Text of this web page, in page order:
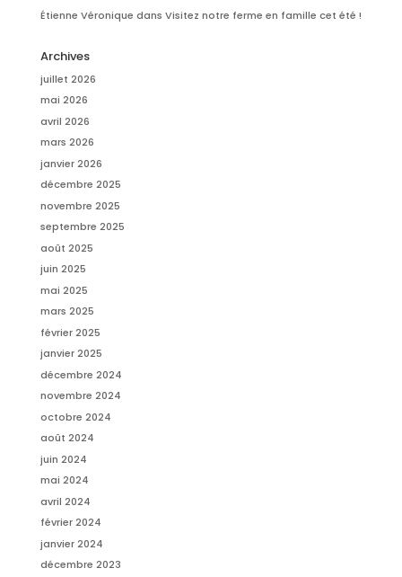
Étienne Véronique dans Visitez notre ferme en famille cet été !
Archives
juillet 2026
mai 2026
avril 2026
mars 2026
janvier 2026
décembre 2025
novembre 2025
septembre 2025
août 2025
juin 2025
mai 2025
mars 2025
février 2025
janvier 2025
décembre 2024
novembre 2024
octobre 2024
août 2024
juin 2024
mai 2024
avril 2024
février 2024
janvier 2024
décembre 2023